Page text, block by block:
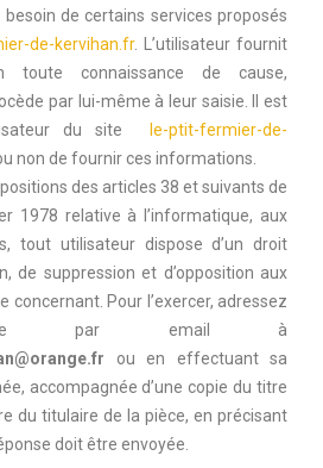
besoin de certains services proposés
de-kervihan.fr. L’utilisateur fournit
toute connaissance de cause,
par lui-même à leur saisie. Il est
du site
le-ptit-fermier-de-
non de fournir ces informations.
des articles 38 et suivants de
1978 relative à l’informatique, aux
tout utilisateur dispose d’un droit
de suppression et d’opposition aux
concernant. Pour l’exercer, adressez
par email à
ou en effectuant sa
accompagnée d’une copie du titre
du titulaire de la pièce, en précisant
doit être envoyée.